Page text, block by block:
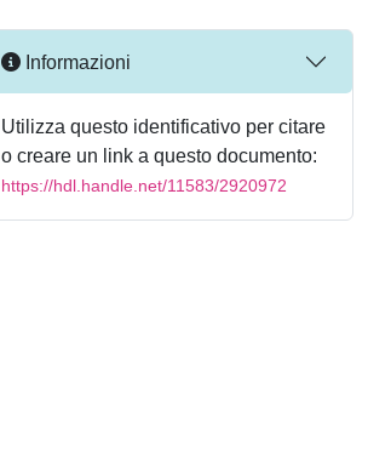
Informazioni
Utilizza questo identificativo per citare
o creare un link a questo documento:
https://hdl.handle.net/11583/2920972